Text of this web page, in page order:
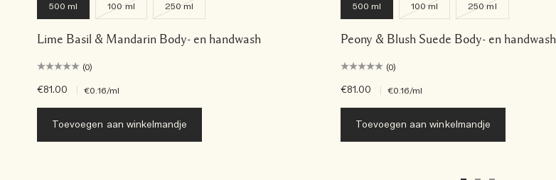
500 ml 100 ml 250 ml
Lime Basil & Mandarin Body- en handwash
(0)
€81.00 €0.16/ml
Toevoegen aan winkelmandje
500 ml 100 ml 250 ml
Peony & Blush Suede Body- en handwash
(0)
€81.00 €0.16/ml
Toevoegen aan winkelmandje